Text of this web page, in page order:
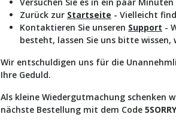
Zurück zur Startseite - Vielleicht
Kontaktieren Sie unseren Support -
besteht, lassen Sie uns bitte
Wir entschuldigen uns für die
Ihre Geduld.
Als kleine Wiedergutmachung schenken
nächste Bestellung mit dem Code 5SORRY